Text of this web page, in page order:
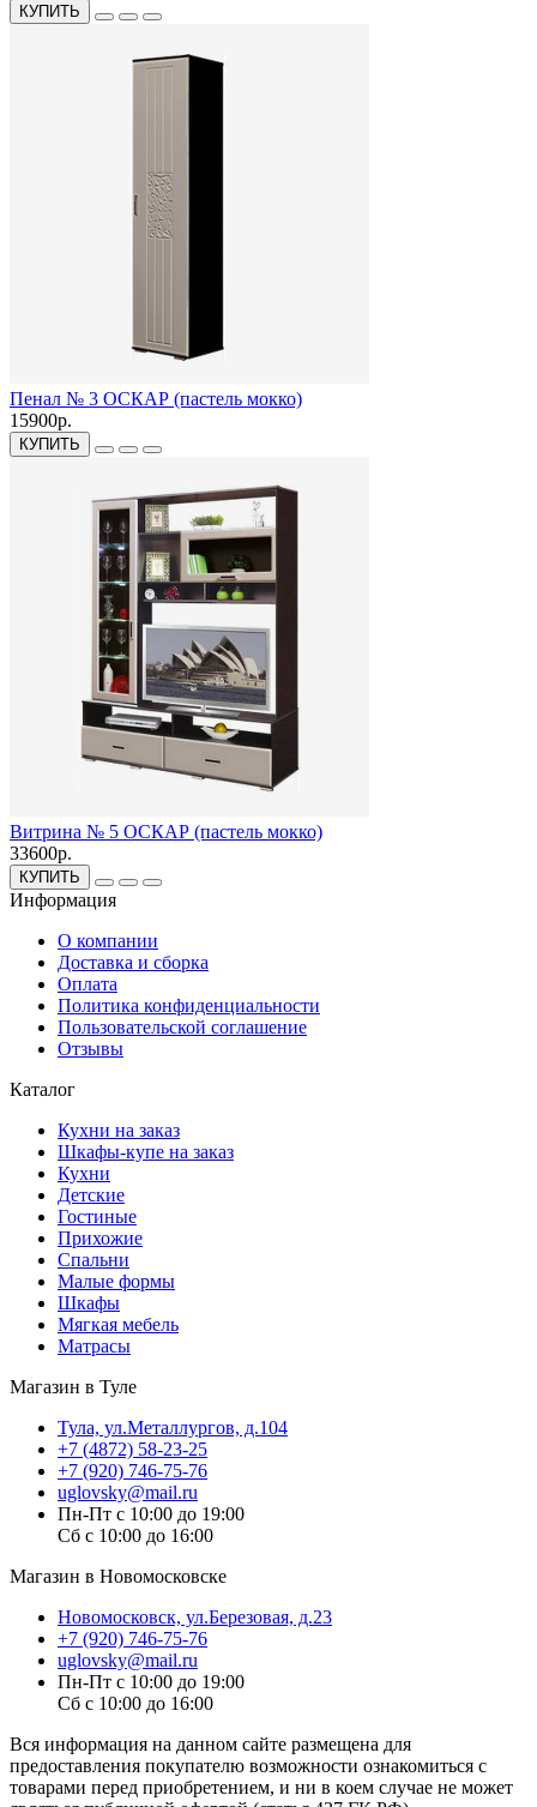
КУПИТЬ
Пенал № 3 ОСКАР (пастель мокко)
15900р.
КУПИТЬ
Витрина № 5 ОСКАР (пастель мокко)
33600р.
КУПИТЬ
Информация
О компании
Доставка и сборка
Оплата
Политика конфиденциальности
Пользовательской соглашение
Отзывы
Каталог
Кухни на заказ
Шкафы-купе на заказ
Кухни
Детские
Гостиные
Прихожие
Спальни
Малые формы
Шкафы
Мягкая мебель
Матрасы
Магазин в Туле
Тула, ул.Металлургов, д.104
+7 (4872) 58-23-25
+7 (920) 746-75-76
uglovsky@mail.ru
Пн-Пт с 10:00 до 19:00
Сб с 10:00 до 16:00
Магазин в Новомосковске
Новомосковск, ул.Березовая, д.23
+7 (920) 746-75-76
uglovsky@mail.ru
Пн-Пт с 10:00 до 19:00
Сб с 10:00 до 16:00
Вся информация на данном сайте размещена для
предоставления покупателю возможности ознакомиться с
товарами перед приобретением, и ни в коем случае не может